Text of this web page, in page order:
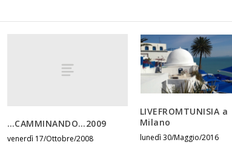
…CAMMINANDO…2009
venerdì 17/Ottobre/2008
LIVEFROMTUNISIA a
Milano
lunedì 30/Maggio/2016